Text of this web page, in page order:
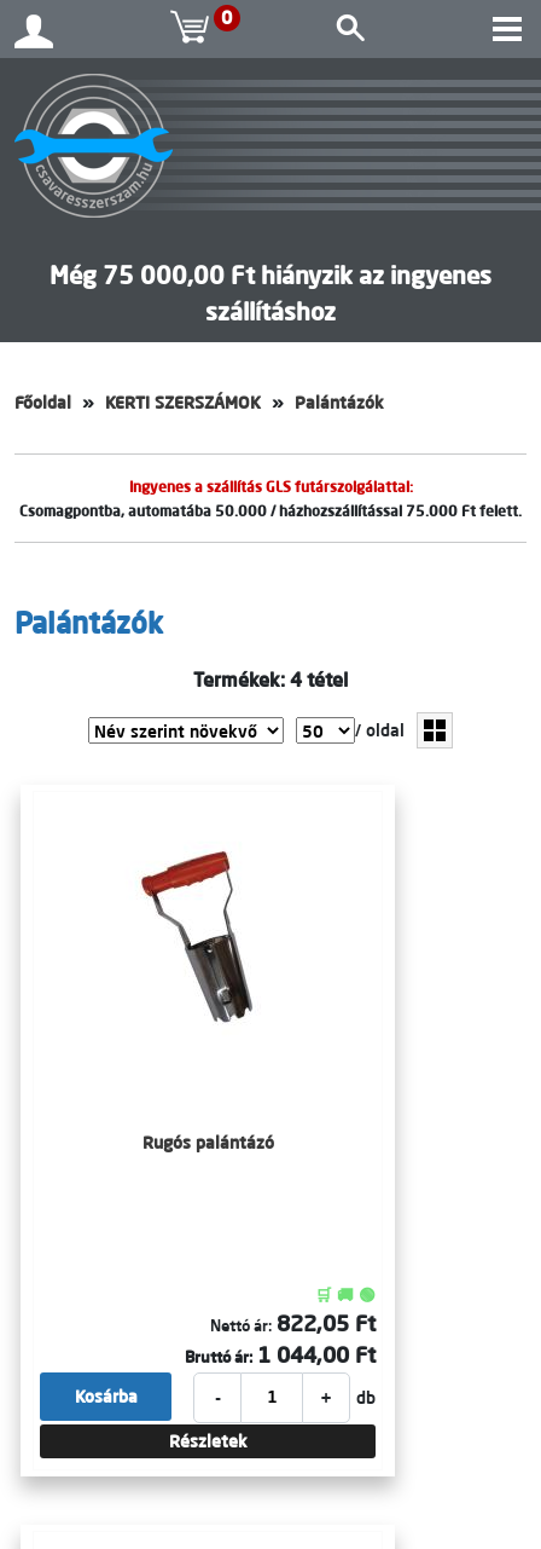
0
Még 75 000,00 Ft hiányzik az ingyenes
szállításhoz
Főoldal KERTI SZERSZÁMOK Palántázók
Ingyenes a szállítás GLS futárszolgálattal:
Csomagpontba, automatába 50.000 / házhozszállítással 75.000 Ft felett.
Palántázók
Termékek: 4 tétel
/ oldal
Rugós palántázó
🛒 🚚 🟢
Nettó ár: 822,05 Ft
Bruttó ár: 1 044,00 Ft
- + db
Kosárba
Részletek